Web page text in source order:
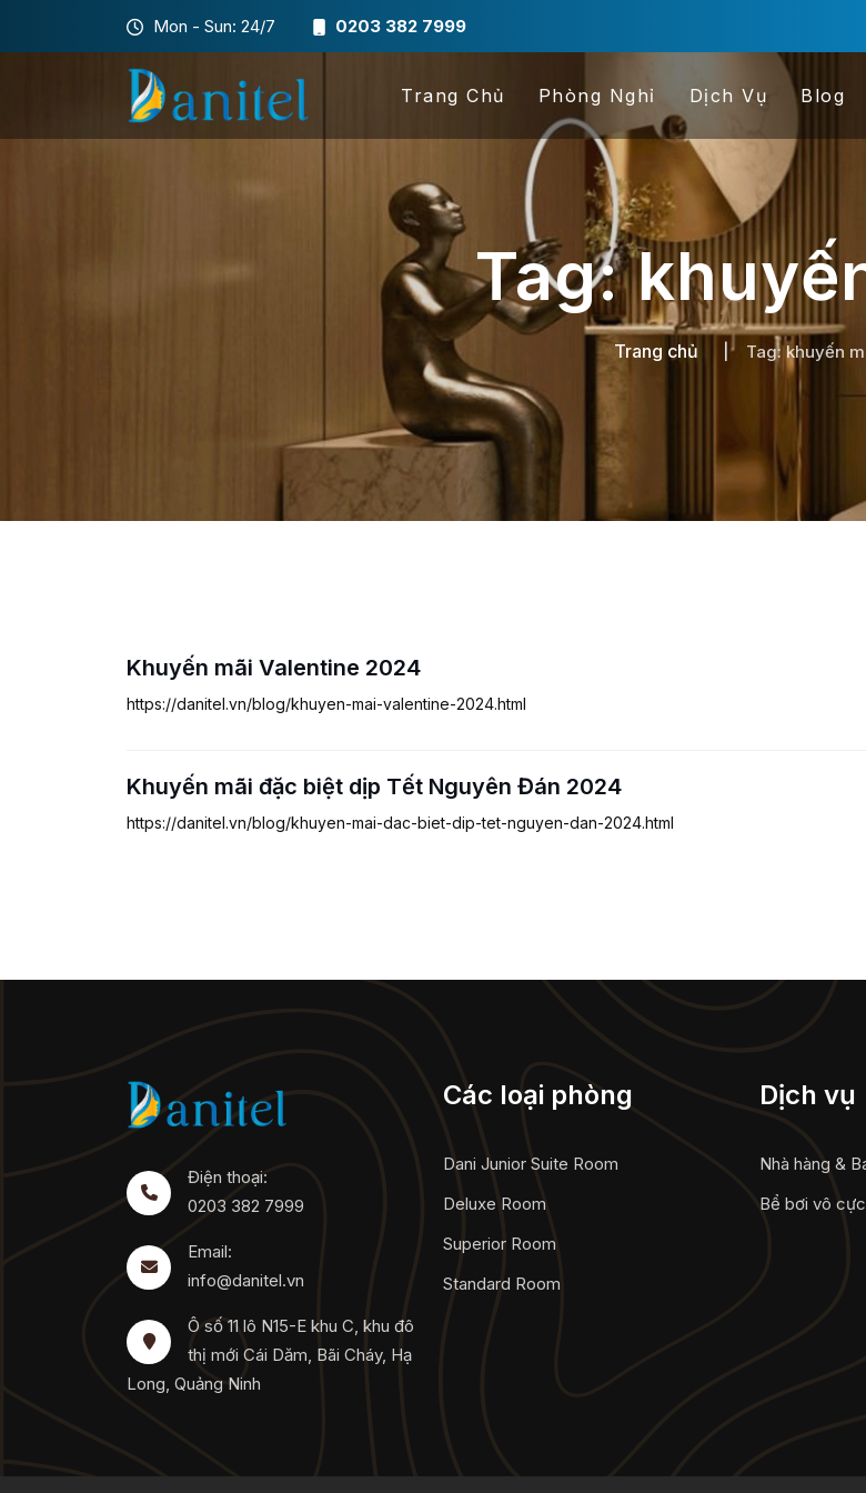
Mon - Sun: 24/7 0203 382 7999
Trang Chủ Phòng Nghỉ Dịch Vụ Blog
Tag:
Trang chủ Tag: khuyến
Khuyến mãi Valentine 2024
https://danitel.vn/blog/khuyen-mai-valentine-2024.html
Khuyến mãi đặc biệt dịp Tết Nguyên Đán 2024
https://danitel.vn/blog/khuyen-mai-dac-biet-dip-tet-nguyen-dan-2024.html
Điện thoại:
0203 382 7999
Email:
info@danitel.vn
Ô số 11 lô N15-E khu C, khu đô
thị mới Cái Dăm, Bãi Cháy, Hạ
Long, Quảng Ninh
Các loại phòng
Dani Junior Suite Room
Deluxe Room
Superior Room
Standard Room
Dịch vụ
Nhà hàng &
Bể bơi vô cực